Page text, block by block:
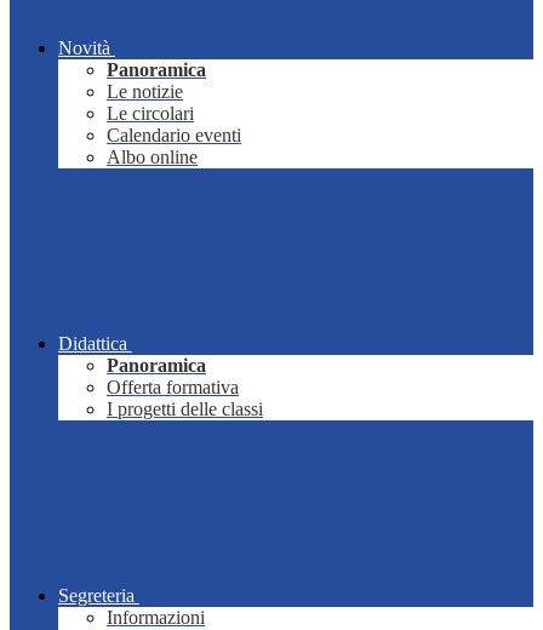
Novità
Panoramica
Le notizie
Le circolari
Calendario eventi
Albo online
Didattica
Panoramica
Offerta formativa
I progetti delle classi
Segreteria
Informazioni